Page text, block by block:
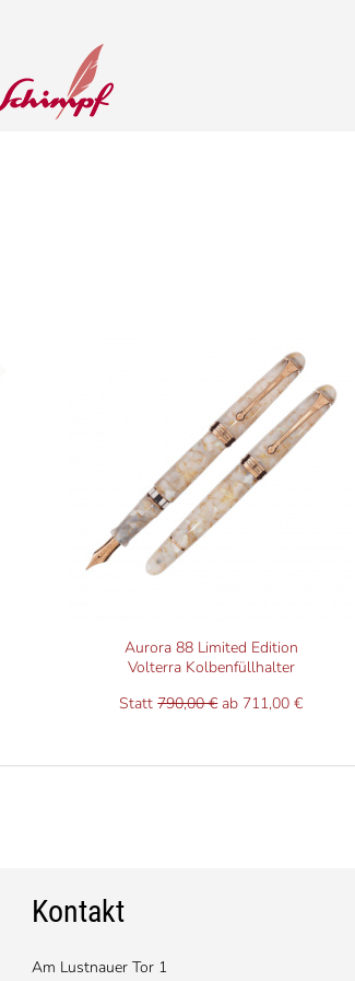
Aurora 88 Limited Edition
Volterra Kolbenfüllhalter
Statt790,00 € ab 711,00 €
Kontakt
Am Lustnauer Tor 1